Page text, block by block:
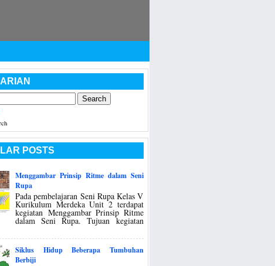
POSTS
Menggambar Prinsip Ritme dalam Seni
Rupa
Pada pembelajaran Seni Rupa Kelas V
Kurikulum Merdeka Unit 2 terdapat
kegiatan Menggambar Prinsip Ritme
dalam Seni Rupa. Tujuan kegiatan
Siklus Hidup Beberapa Tumbuhan
Berbiji